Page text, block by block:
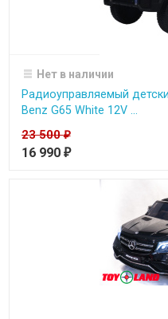
Нет в наличии
Радиоуправляемый
Benz G65 White 12V ...
23 500₽
16 990 ₽